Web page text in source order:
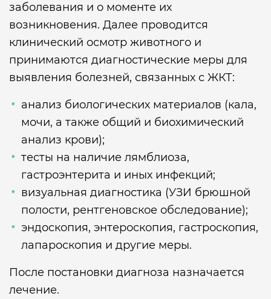
заболевания и о моменте их
возникновения. Далее проводится
клинический осмотр животного и
принимаются диагностические меры для
выявления болезней, связанных с ЖКТ:
анализ биологических материалов (кала,
мочи, а также общий и биохимический
анализ крови);
тесты на наличие лямблиоза,
гастроэнтерита и иных инфекций;
визуальная диагностика (УЗИ брюшной
полости, рентгеновское обследование);
эндоскопия, энтероскопия, гастроскопия,
лапароскопия и другие меры.
После постановки диагноза назначается
лечение.